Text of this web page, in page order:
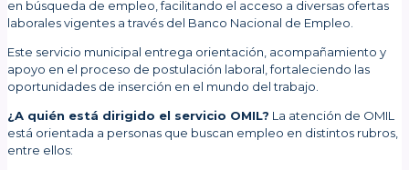
en búsqueda de empleo, facilitando el acceso a diversas ofertas
laborales vigentes a través del Banco Nacional de Empleo.
Este servicio municipal entrega orientación, acompañamiento y
apoyo en el proceso de postulación laboral, fortaleciendo las
oportunidades de inserción en el mundo del trabajo.
¿A quién está dirigido el servicio OMIL? La atención de OMIL
está orientada a personas que buscan empleo en distintos rubros,
entre ellos: